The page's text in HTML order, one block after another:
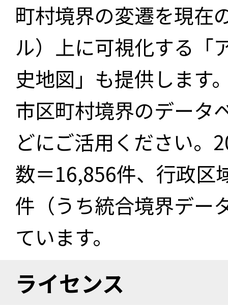
町村境界の変遷を現在
ル）上に可視化する「
史地図」も提供します
市区町村境界のデータ
どにご活用ください。
数＝16,856件、行政区
件（うち統合境界デー
ています。
ライセンス